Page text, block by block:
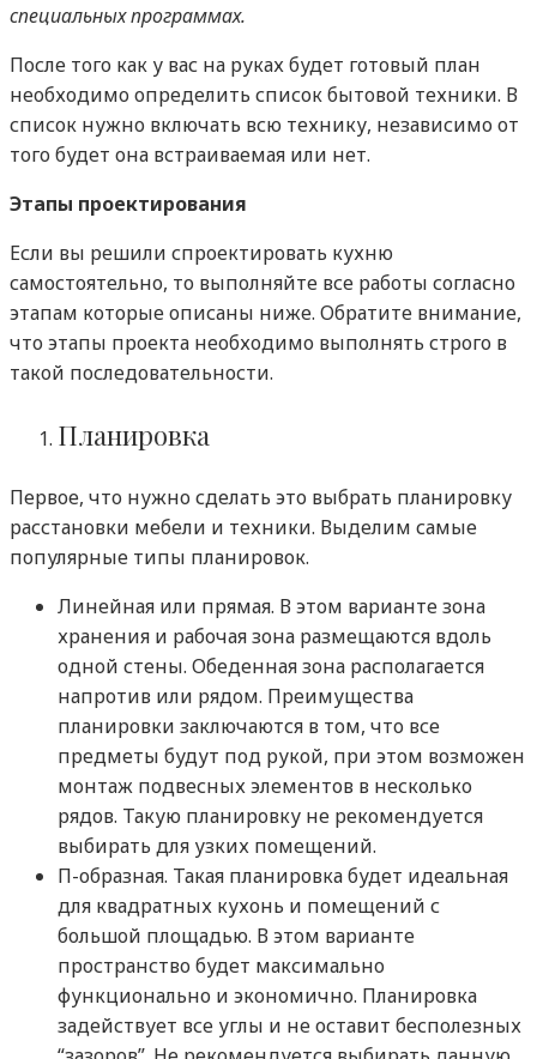
специальных программах.
После того как у вас на руках будет готовый план
необходимо определить список бытовой техники. В
список нужно включать всю технику, независимо от
того будет она встраиваемая или нет.
Этапы проектирования
Если вы решили спроектировать кухню
самостоятельно, то выполняйте все работы согласно
этапам которые описаны ниже. Обратите внимание,
что этапы проекта необходимо выполнять строго в
такой последовательности.
Планировка
Первое, что нужно сделать это выбрать планировку
расстановки мебели и техники. Выделим самые
популярные типы планировок.
Линейная или прямая. В этом варианте зона
хранения и рабочая зона размещаются вдоль
одной стены. Обеденная зона располагается
напротив или рядом. Преимущества
планировки заключаются в том, что все
предметы будут под рукой, при этом возможен
монтаж подвесных элементов в несколько
рядов. Такую планировку не рекомендуется
выбирать для узких помещений.
П-образная. Такая планировка будет идеальная
для квадратных кухонь и помещений с
большой площадью. В этом варианте
пространство будет максимально
функционально и экономично. Планировка
задействует все углы и не оставит бесполезных